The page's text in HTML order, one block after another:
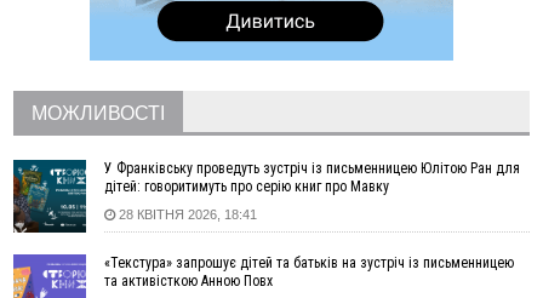
На Верховинщині під час пожежі будинку травмувалась
України
08:37
На Прикарпатті за пів року трапилось понад 100 ДТП через
нетверезих водіїв
08:08
рф масовано атакувала Київ та область: 14 загиблих,
десятки постраждалих і пожежі (фото, відео)
04 Серпня
19:49
«Коли я обернувся, ворог уже був у нашій траншеї»:
МОЖЛИВОСТІ
У Франківську проведуть зустріч із письменницею Юлітою Ран для
дітей: говоритимуть про серію книг про Мавку
28 КВІТНЯ 2026, 18:41
«Текстура» запрошує дітей та батьків на зустріч із письменницею
та активісткою Анною Повх